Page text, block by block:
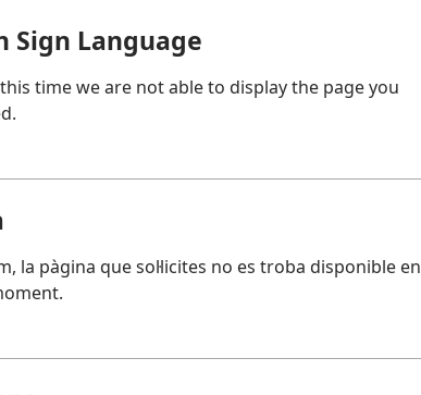
Sign Language
time we are not able to display the page you
la pàgina que sol·licites no es troba disponible en